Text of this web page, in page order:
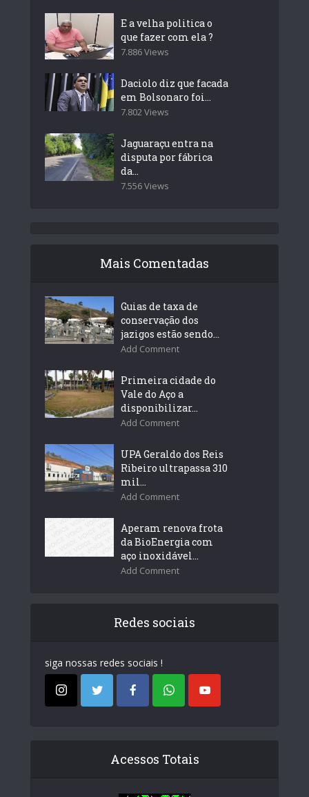
E a velha politica o
que fazer com ela ?
7.886 Views
Daciolo diz que facada
em Bolsonaro foi...
7.802 Views
Jaguaraçu entra na
disputa por fábrica
da...
7.556 Views
Mais Comentadas
Guias de taxa de
conservação dos
jazigos estão sendo...
Add Comment
Primeira cidade do
Vale do Aço a
disponibilizar...
Add Comment
UPA Geraldo dos Reis
Ribeiro ultrapassa 310
mil...
Add Comment
Aperam renova frota
da BioEnergia com
aço inoxidável...
Add Comment
Redes sociais
siga nossas redes sociais !
Acessos Totais